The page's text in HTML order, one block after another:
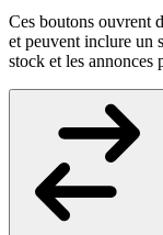
Ces boutons ouvrent
et peuvent inclure un
stock et les annonces